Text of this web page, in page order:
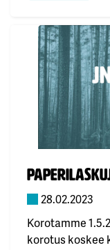
kanssa
Tutkimus…
Julkaistu:
28.02.2023
Korotamme
korotus koskee